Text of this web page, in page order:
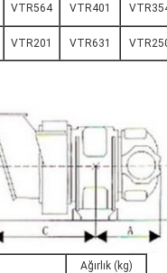
VTR564 VTR401
VTR201 VTR631
Ağırlık (kg)